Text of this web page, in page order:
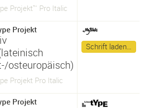
Projekt™ Pro Italic
Projekt
osteuropäisch)
Projekt Pro Italic
Schrift laden…
Projekt